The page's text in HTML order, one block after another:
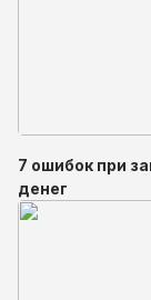
7 ошибок при
денег